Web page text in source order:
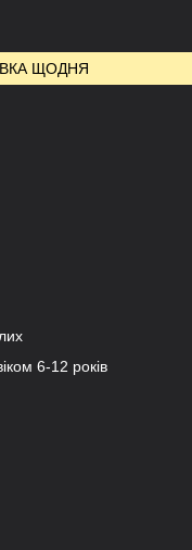
ЩОДНЯ
6-12 років